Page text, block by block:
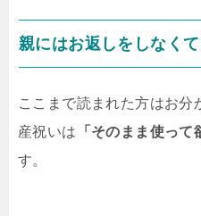
親にはお返しをしなく
ここまで読まれた方はお分
産祝いは 「そのまま使っ
す。